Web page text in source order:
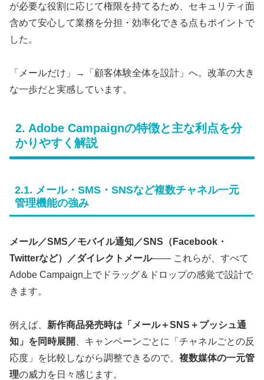
が必要な役割に応じて権限を持てるため、セキュリティ面
含めて安心して業務を分担・効率化できる点もポイントで
した。
「メールだけ」→「顧客体験全体を設計」へ。改革の大き
な一歩だと実感しています。
2. Adobe Campaignの特徴と主な利点を分
かりやすく解説
2.1. メール・SMS・SNSなど複数チャネル一元
管理機能の強み
メール／SMS／モバイル通知／SNS（Facebook・
Twitterなど）／ダイレクトメール―― これらが、すべて
Adobe Campaign上でドラッグ＆ドロップの感覚で設計で
きます。
例えば、 新作商品発売時は「メール＋SNS＋プッシュ通
知」を同時展開
、キャンペーンごとに「チャネルごとの反
応度」を比較しながら調整できるので、 複数媒体の一元管
理の威力を日々感じます。